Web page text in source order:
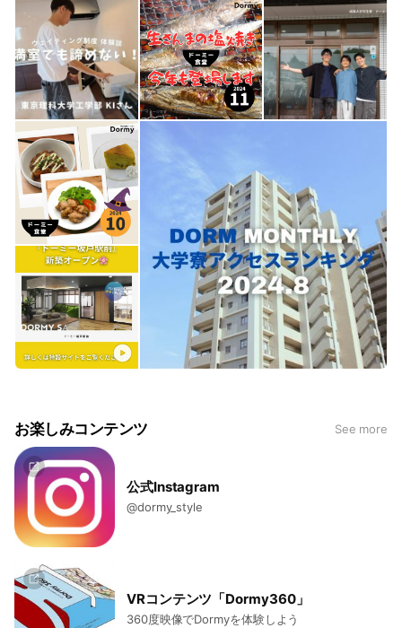
お楽しみコンテンツ See more
公式Instagram
@dormy_style
VRコンテンツ「Dormy360」
360度映像でDormyを体験しよう